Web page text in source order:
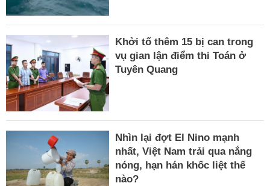
Khởi tố thêm 15 bị can trong
vụ gian lận điểm thi Toán ở
Tuyên Quang
Nhìn lại đợt El Nino mạnh
nhất, Việt Nam trải qua nắng
nóng, hạn hán khốc liệt thế
nào?